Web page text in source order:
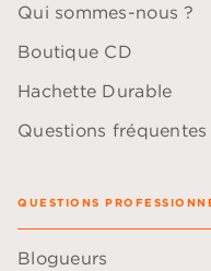
Qui sommes-nous ?
Boutique CD
Hachette Durable
Questions fréquentes
QUESTIONS
Blogueurs